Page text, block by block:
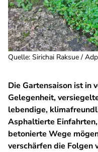
Quelle: Sirichai Raksue /
Die Gartensaison ist in
Gelegenheit,
lebendige,
Asphaltierte
betonierte Wege
verschärfen die Folgen